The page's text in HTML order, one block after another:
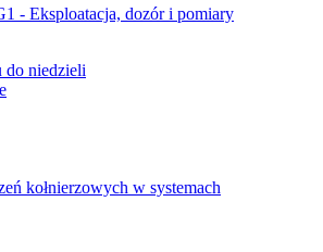
- Eksploatacja, dozór i pomiary
do niedzieli
kołnierzowych w systemach